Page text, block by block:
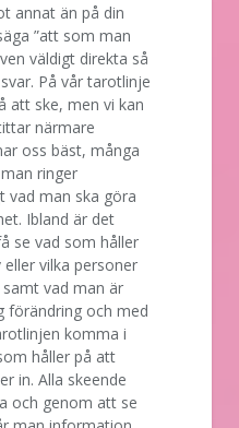
annat än på din
”att som man
väldigt direkta så
På vår tarotlinje
att ske, men vi kan
närmare
oss bäst, många
ringer
vad man ska göra
Ibland är det
se vad som håller
vilka personer
vad man är
förändring och med
komma i
håller på att
in. Alla skeende
och genom att se